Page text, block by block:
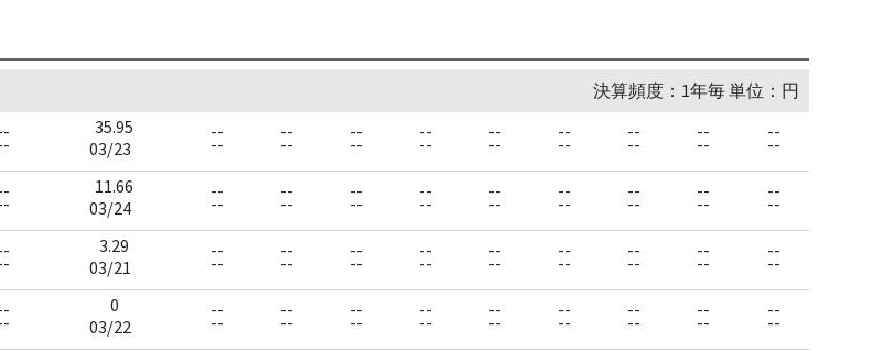
決算頻度：1年毎 単位：円
35.95
03/23
--
--
--
--
--
--
--
--
--
--
--
--
--
--
--
--
--
--
11.66
03/24
--
--
--
--
--
--
--
--
--
--
--
--
--
--
--
--
--
--
3.29
03/21
--
--
--
--
--
--
--
--
--
--
--
--
--
--
--
--
--
--
0
03/22
--
--
--
--
--
--
--
--
--
--
--
--
--
--
--
--
--
--